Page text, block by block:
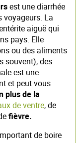
est une diarrhée
voyageurs. La
aiguë qui
pays. Elle
ou des aliments
souvent), des
est une
et peut vous
plus de la
de ventre, de
fièvre.
de boire